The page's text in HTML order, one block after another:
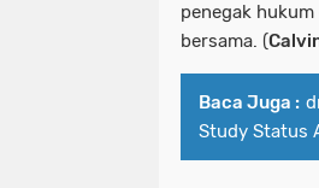
penegak
bersama. (
Baca Juga :
Study Status